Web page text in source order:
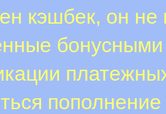
кэшбек, он не